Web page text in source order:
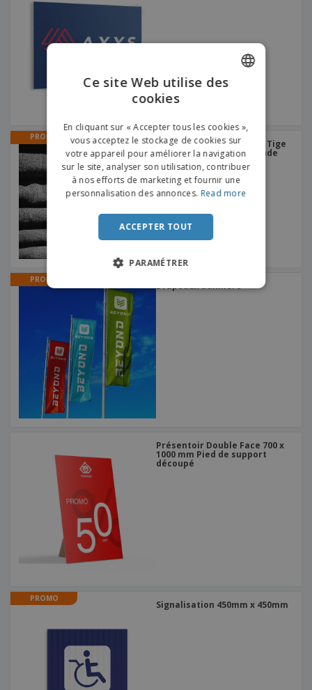
PROMO
Stop Rayon 100 x 100 mm Tige
de suspension coupe ronde
PROMO
Drapeaux bannière
Présentoir Double Face 700 x
1000 mm Pied de support
découpé
PROMO
Signalisation 450mm x 450mm
DUTCH
PORTUGUESE
SPANISH
ITALIAN
Ce site Web utilise des
cookies
En cliquant sur « Accepter tous les cookies »,
vous acceptez le stockage de cookies sur
votre appareil pour améliorer la navigation
sur le site, analyser son utilisation, contribuer
à nos efforts de marketing et fournir une
personnalisation des annonces. Read more
ACCEPTER TOUT
PARAMÉTRER